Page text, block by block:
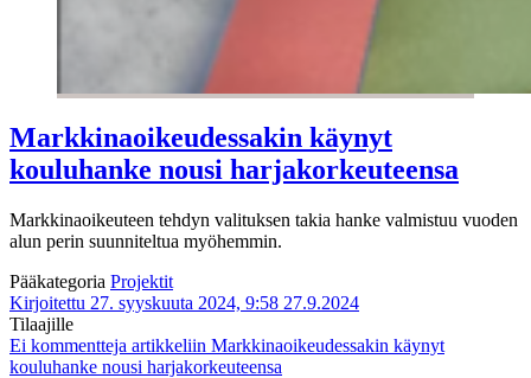
Markkinaoikeudessakin käynyt
kouluhanke nousi harjakorkeuteensa
Markkinaoikeuteen tehdyn valituksen takia hanke valmistuu vuoden
alun perin suunniteltua myöhemmin.
Pääkategoria Projektit
Kirjoitettu 27. syyskuuta 2024, 9:58 27.9.2024
Tilaajille
Ei kommentteja artikkeliin Markkinaoikeudessakin käynyt
kouluhanke nousi harjakorkeuteensa